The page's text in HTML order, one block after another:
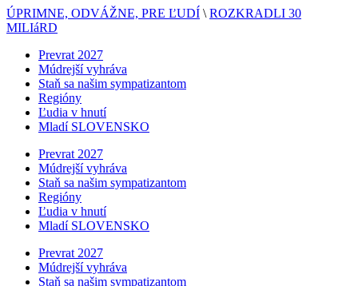
ÚPRIMNE, ODVÁŽNE, PRE ĽUDÍ \ ROZKRADLI 30
MILIáRD
Prevrat 2027
Múdrejší vyhráva
Staň sa našim sympatizantom
Regióny
Ľudia v hnutí
Mladí SLOVENSKO
Prevrat 2027
Múdrejší vyhráva
Staň sa našim sympatizantom
Regióny
Ľudia v hnutí
Mladí SLOVENSKO
Prevrat 2027
Múdrejší vyhráva
Staň sa našim sympatizantom